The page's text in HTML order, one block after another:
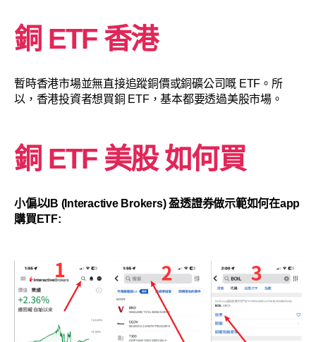
銅 ETF 香港
暫時香港市場並無直接追蹤銅價或銅礦公司嘅 ETF。所
以，香港投資者想買銅 ETF，基本都要透過美股市場。
銅 ETF 美股 如何買
小偏以IB (Interactive Brokers) 盈透證券做示範如何在app
購買ETF: